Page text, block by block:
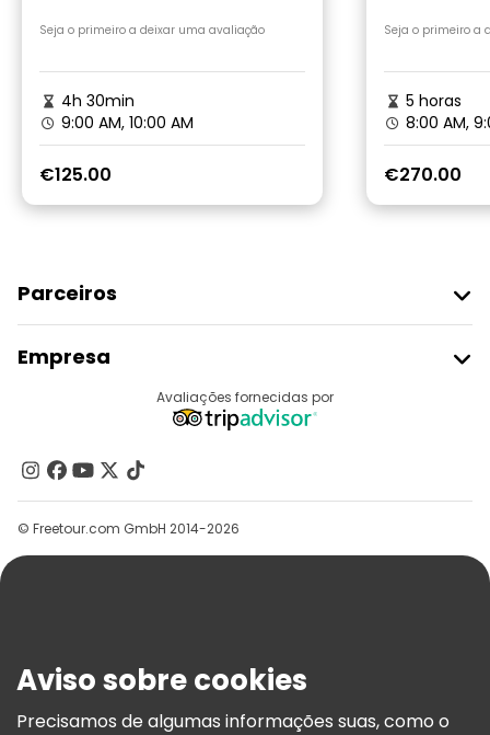
Seja o primeiro a deixar uma avaliação
4h 30min
9:00 AM, 10:00 AM
€125.00
Seja o primeiro a
5 horas
8:00 AM,
€270.00
Parceiros
Registo Do Fornecedor
Programa De Afiliados
Empresa
Contacte-Nos
Grupos
Ajuda
Termos E Informações Legais
Política De Cookies
Avaliações fornecidas por
© Freetour.com GmbH 2014-2026
Aviso sobre cookies
Precisamos de algumas informações suas, como o